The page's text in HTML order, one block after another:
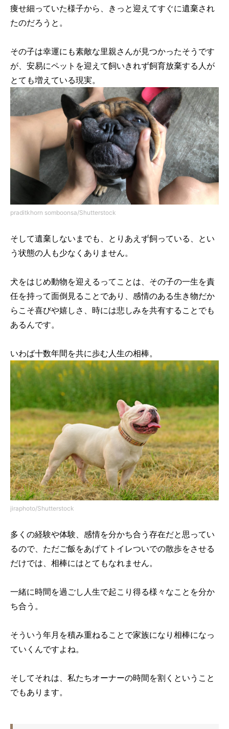
痩せ細っていた様子から、きっと迎えてすぐに遺棄され
たのだろうと。
その子は幸運にも素敵な里親さんが見つかったそうです
が、安易にペットを迎えて飼いきれず飼育放棄する人が
とても増えている現実。
praditkhorn somboonsa/Shutterstock
そして遺棄しないまでも、とりあえず飼っている、とい
う状態の人も少なくありません。
犬をはじめ動物を迎えるってことは、その子の一生を責
任を持って面倒見ることであり、感情のある生き物だか
らこそ喜びや嬉しさ、時には悲しみを共有することでも
あるんです。
いわば十数年間を共に歩む人生の相棒。
jiraphoto/Shutterstock
多くの経験や体験、感情を分かち合う存在だと思ってい
るので、ただご飯をあげてトイレついでの散歩をさせる
だけでは、相棒にはとてもなれません。
一緒に時間を過ごし人生で起こり得る様々なことを分か
ち合う。
そういう年月を積み重ねることで家族になり相棒になっ
ていくんですよね。
そしてそれは、私たちオーナーの時間を割くということ
でもあります。